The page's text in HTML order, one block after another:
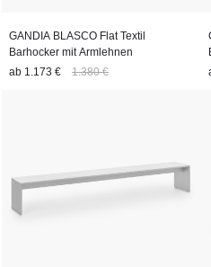
GANDIA BLASCO Flat Textil
Barhocker mit Armlehnen
ab 1.173 € 1.380 €